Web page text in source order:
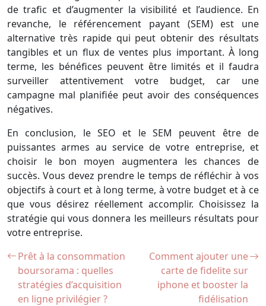
de trafic et d’augmenter la visibilité et l’audience. En
revanche, le référencement payant (SEM) est une
alternative très rapide qui peut obtenir des résultats
tangibles et un flux de ventes plus important. À long
terme, les bénéfices peuvent être limités et il faudra
surveiller attentivement votre budget, car une
campagne mal planifiée peut avoir des conséquences
négatives.
En conclusion, le SEO et le SEM peuvent être de
puissantes armes au service de votre entreprise, et
choisir le bon moyen augmentera les chances de
succès. Vous devez prendre le temps de réfléchir à vos
objectifs à court et à long terme, à votre budget et à ce
que vous désirez réellement accomplir. Choisissez la
stratégie qui vous donnera les meilleurs résultats pour
votre entreprise.
Prêt à la consommation
boursorama : quelles
stratégies d’acquisition
en ligne privilégier ?
Comment ajouter une
carte de fidelite sur
iphone et booster la
fidélisation